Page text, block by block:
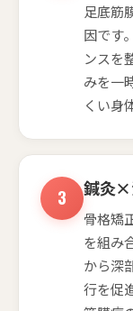
足底筋
因です
ンスを
みを一
くい身
鍼灸×
骨格矯
を組み
から深
行を促